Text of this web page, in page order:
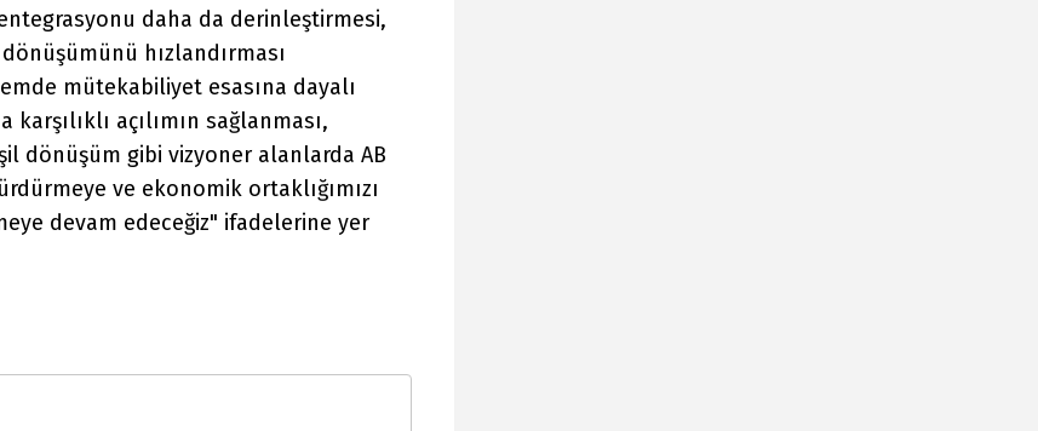
daha da derinleştirmesi,
hızlandırması
mütekabiliyet esasına dayalı
açılımın sağlanması,
dönüşüm gibi vizyoner alanlarda AB
ve ekonomik ortaklığımızı
devam edeceğiz" ifadelerine yer